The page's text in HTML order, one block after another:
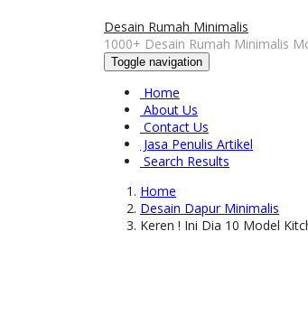
Desain Rumah Minimalis
1000+ Desain Rumah Minimalis
Toggle navigation
Home
About Us
Contact Us
Jasa Penulis Artikel
Search Results
Home
Desain Dapur Minimalis
Keren ! Ini Dia 10 Model